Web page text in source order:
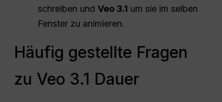
schreiben undVeo 3.1 um sie im selben
Fenster zu animieren.
Häufig gestellte Fragen
zu Veo 3.1 Dauer